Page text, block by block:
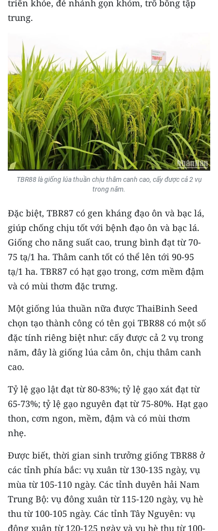
Media Chính trị
Media Văn hóa
Media Xã hội
Media Pháp luật
Media Du lịch
Media Thế giới
Media Thể thao
Media Giáo dục
Media Khoa học - Công nghệ
Media Môi trường
Ảnh
Infographic
TIN MỚI
TIN ĐỊA PHƯƠNG
Trung du và miền núi phía Bắc
Đồng bằng sông Hồng
Bắc Trung Bộ
Duyên hải Nam Trung Bộ và Tây
Đông Nam Bộ
Đồng bằng sông Cửu Long
Chuyên trang Hà Nội
triển khỏe, đẻ nhánh gọn khóm, trổ bông tập
trung.
TBR88 là giống lúa thuần chịu thâm canh cao, cấy được cả 2 vụ
trong năm.
Đặc biệt, TBR87 có gen kháng đạo ôn và bạc lá,
giúp chống chịu tốt với bệnh đạo ôn và bạc lá.
Giống cho năng suất cao, trung bình đạt từ 70-
75 tạ/1 ha. Thâm canh tốt có thể lên tới 90-95
tạ/1 ha. TBR87 có hạt gạo trong, cơm mềm đậm
và có mùi thơm đặc trưng.
Một giống lúa thuần nữa được ThaiBinh Seed
chọn tạo thành công có tên gọi TBR88 có một số
đặc tính riêng biệt như: cấy được cả 2 vụ trong
năm, đây là giống lúa cảm ôn, chịu thâm canh
cao.
Tỷ lệ gạo lật đạt từ 80-83%; tỷ lệ gạo xát đạt từ
65-73%; tỷ lệ gạo nguyên đạt từ 75-80%. Hạt gạo
thon, cơm ngon, mềm, đậm và có mùi thơm
nhẹ.
Được biết, thời gian sinh trưởng giống TBR88 ở
các tỉnh phía bắc: vụ xuân từ 130-135 ngày, vụ
mùa từ 105-110 ngày. Các tỉnh duyên hải Nam
Trung Bộ: vụ đông xuân từ 115-120 ngày, vụ hè
thu từ 100-105 ngày. Các tỉnh Tây Nguyên: vụ
đông xuân từ 120-125 ngày và vụ hè thu từ 100-